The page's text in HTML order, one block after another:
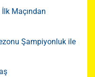
Maçından
Şampiyonluk ile